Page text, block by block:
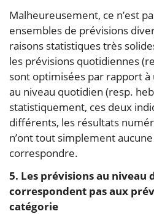
Malheureusement, ce n’est
ensembles de prévisions
raisons statistiques très
les prévisions quotidiennes
sont optimisées par rapport
au niveau quotidien (resp.
statistiquement, ces deux
différents, les résultats
n’ont tout simplement
correspondre.
5. Les prévisions au niveau
correspondent pas aux
catégorie